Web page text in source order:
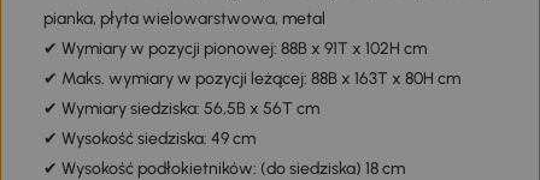
pianka, płyta wielowarstwowa, metal
✔ Wymiary w pozycji pionowej: 88B x 91T x 102H cm
✔ Maks. wymiary w pozycji leżącej: 88B x 163T x 80H cm
✔ Wymiary siedziska: 56,5B x 56T cm
✔ Wysokość siedziska: 49 cm
✔ Wysokość podłokietników: (do siedziska) 18 cm